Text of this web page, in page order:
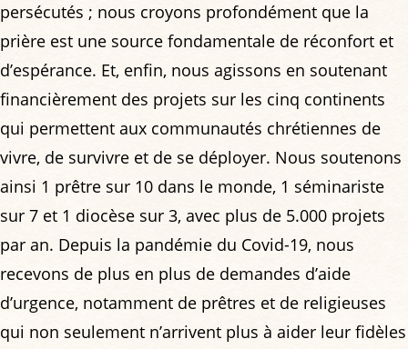
persécutés ; nous croyons profondément que la
prière est une source fondamentale de réconfort et
d’espérance. Et, enfin, nous agissons en soutenant
financièrement des projets sur les cinq continents
qui permettent aux communautés chrétiennes de
vivre, de survivre et de se déployer. Nous soutenons
ainsi 1 prêtre sur 10 dans le monde, 1 séminariste
sur 7 et 1 diocèse sur 3, avec plus de 5.000 projets
par an. Depuis la pandémie du Covid-19, nous
recevons de plus en plus de demandes d’aide
d’urgence, notamment de prêtres et de religieuses
qui non seulement n’arrivent plus à aider leur fidèles